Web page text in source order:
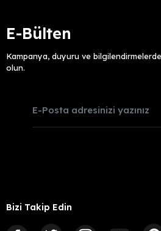
E-Bülten
Kampanya, duyuru ve
olun.
Bizi Takip Edin